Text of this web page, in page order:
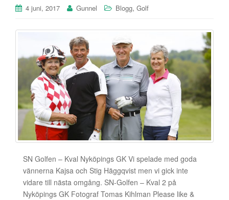
4 juni, 2017 Gunnel Blogg, Golf
SN Golfen – Kval Nyköpings GK Vi spelade med goda
vännerna Kajsa och Stig Häggqvist men vi gick inte
vidare till nästa omgång. SN-Golfen – Kval 2 på
Nyköpings GK Fotograf Tomas Kihlman Please like &